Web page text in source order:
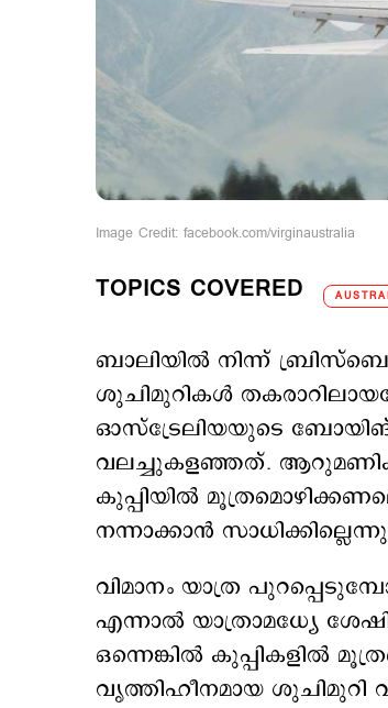
Image Credit: facebook.com/virginaustralia
TOPICS COVERED
ബാലിയില്‍ നിന്ന്
ശുചിമുറികള്‍
ഓസ്ട്രേലിയയുടെ ബോയിങ്
വലച്ചുകളഞ്ഞത്.
കുപ്പിയില്‍
നന്നാക്കാന്‍
വിമാനം യാത്ര
എന്നാല്‍ യാത്രാമധ്യേ
ഒന്നെങ്കില്‍ കുപ്പികളില്‍
വൃത്തിഹീനമായ ശുചിമുറി